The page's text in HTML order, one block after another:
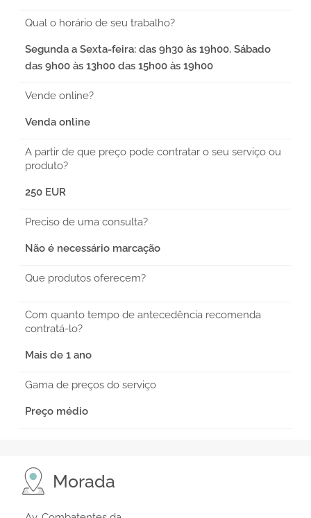
Qual o horário de seu trabalho?
Segunda a Sexta-feira: das 9h30 às 19h00. Sábado
das 9h00 às 13h00 das 15h00 às 19h00
Vende online?
Venda online
A partir de que preço pode contratar o seu serviço ou
produto?
250 EUR
Preciso de uma consulta?
Não é necessário marcação
Que produtos oferecem?
Com quanto tempo de antecedência recomenda
contratá-lo?
Mais de 1 ano
Gama de preços do serviço
Preço médio
Morada